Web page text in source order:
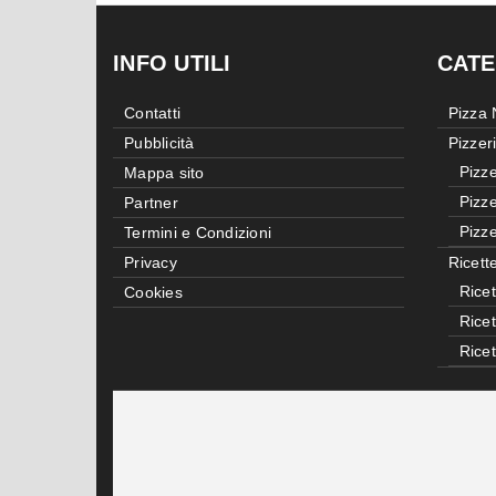
INFO UTILI
Contatti
Pubblicità
Mappa sito
Partner
Termini e Condizioni
Privacy
Cookies
Pizza